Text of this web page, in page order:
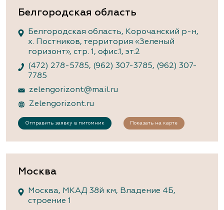
Белгородская область
Белгородская область, Корочанский р-н,
х. Постников, территория «Зеленый
горизонт», стр. 1, офис.1, эт.2
(472) 278-5785, (962) 307-3785, (962) 307-
7785
zelengorizont@mail.ru
Zelengorizont.ru
Отправить заявку в питомник Показать на карте
Москва
Москва, МКАД 38й км, Владение 4Б,
строение 1